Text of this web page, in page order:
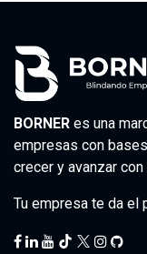
BORNER es una
empresas con
crecer y avanzar
Tu empresa te da el